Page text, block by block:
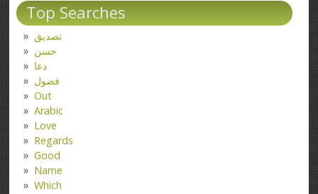
Top Searches
تصدیق
حسن
دعا
فضول
Out
Arabic
Love
Regards
Good
Name
Which